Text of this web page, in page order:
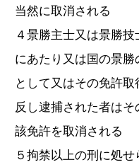
当然に取消される
４景勝主士又は景勝
にあたり又は国の景
として又はその免許
反し逮捕された者は
該免許を取消される
５拘禁以上の刑に処